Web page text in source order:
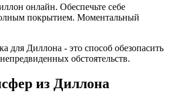
онлайн. Обеспечьте себе
покрытием. Моментальный
для Диллона - это способ обезопасить
обстоятельств.
из Диллона